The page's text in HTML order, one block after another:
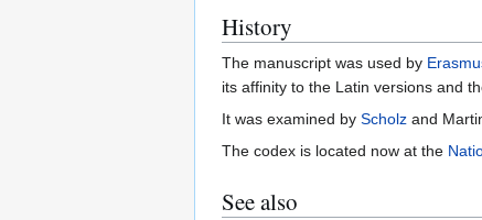
History
The manuscript was used by
its affinity to the Latin versions and
It was examined by Scholz and
The codex is located now at the
See also